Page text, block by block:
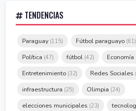
TENDENCIAS
Paraguay (115) Fútbol paraguayo (61)
Política (47) fútbol (42) Economía
Entretenimiento (32) Redes Sociales
infraestructura (25) Olimpia (24)
elecciones municipales (23)